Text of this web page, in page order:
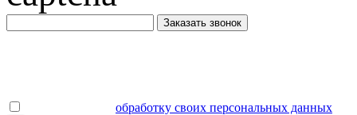
Заказать звонок
обработку своих персональных данных